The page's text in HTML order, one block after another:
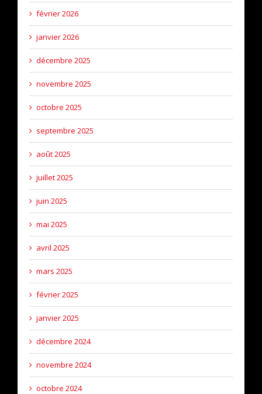
février 2026
janvier 2026
décembre 2025
novembre 2025
octobre 2025
septembre 2025
août 2025
juillet 2025
juin 2025
mai 2025
avril 2025
mars 2025
février 2025
janvier 2025
décembre 2024
novembre 2024
octobre 2024